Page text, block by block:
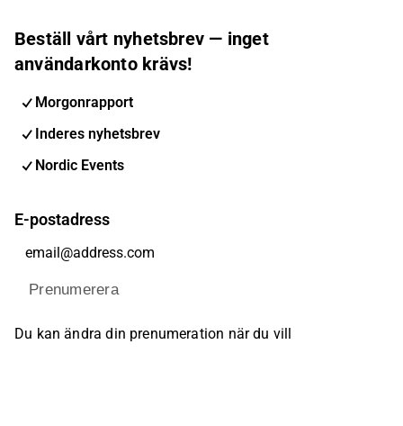
Beställ vårt nyhetsbrev — inget
användarkonto krävs!
Morgonrapport
Inderes nyhetsbrev
Nordic Events
E-postadress
Prenumerera
Du kan ändra din prenumeration när du vill